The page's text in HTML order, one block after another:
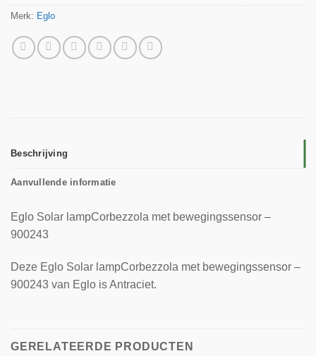
Merk: Eglo
Beschrijving
Aanvullende informatie
Eglo Solar lampCorbezzola met bewegingssensor –
900243
Deze Eglo Solar lampCorbezzola met bewegingssensor –
900243 van Eglo is Antraciet.
GERELATEERDE PRODUCTEN